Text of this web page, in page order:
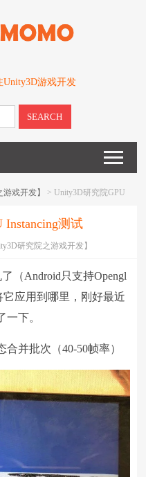
游戏开发
SEARCH
游戏开发】
> Unity3D研究院GPU
Instancing测试
研究院之游戏开发】
字体：大中小
（Android只支持Opengl
它应用到哪里，刚好最近
下。
并批次（40-50帧率）